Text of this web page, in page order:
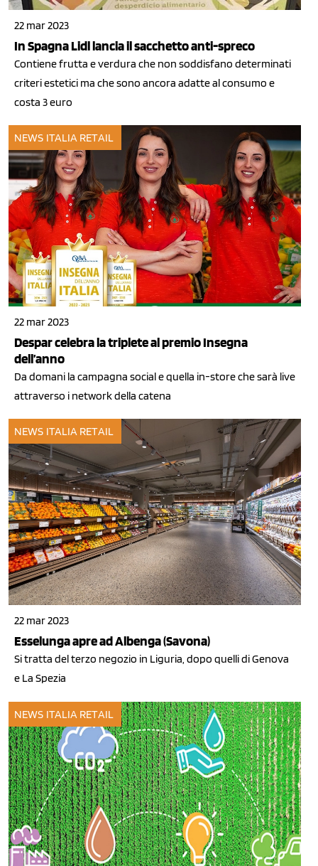
22 mar 2023
In Spagna Lidl lancia il sacchetto anti-spreco
Contiene frutta e verdura che non soddisfano determinati
criteri estetici ma che sono ancora adatte al consumo e
costa 3 euro
NEWS ITALIA RETAIL
22 mar 2023
Despar celebra la triplete al premio Insegna
dell’anno
Da domani la campagna social e quella in-store che sarà live
attraverso i network della catena
NEWS ITALIA RETAIL
22 mar 2023
Esselunga apre ad Albenga (Savona)
Si tratta del terzo negozio in Liguria, dopo quelli di Genova
e La Spezia
NEWS ITALIA RETAIL